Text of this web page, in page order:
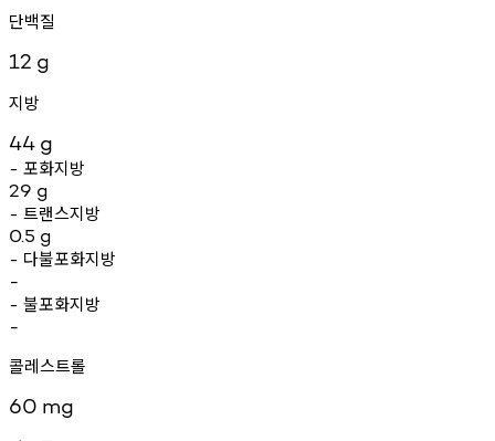
단백질
12 g
지방
44 g
- 포화지방
29 g
- 트랜스지방
0.5 g
- 다불포화지방
-
- 불포화지방
-
콜레스트롤
60 mg